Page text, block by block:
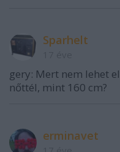
Sparhelt
gery: Mert nem lehet
nőttél, mint 160 cm?
erminavet